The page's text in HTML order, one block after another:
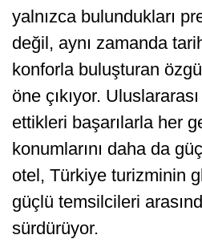
yalnızca bulundukları
değil, aynı zamanda
konforla buluşturan
öne çıkıyor.
ettikleri başarılarla her
konumlarını daha da
otel, Türkiye turizminin
güçlü temsilcileri
sürdürüyor.